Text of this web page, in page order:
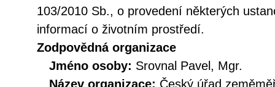
103/2010 Sb., o provedení některých
informací o životním prostředí.
Zodpovědná organizace
Jméno osoby: Srovnal Pavel, Mgr.
Název organizace: Český úřad